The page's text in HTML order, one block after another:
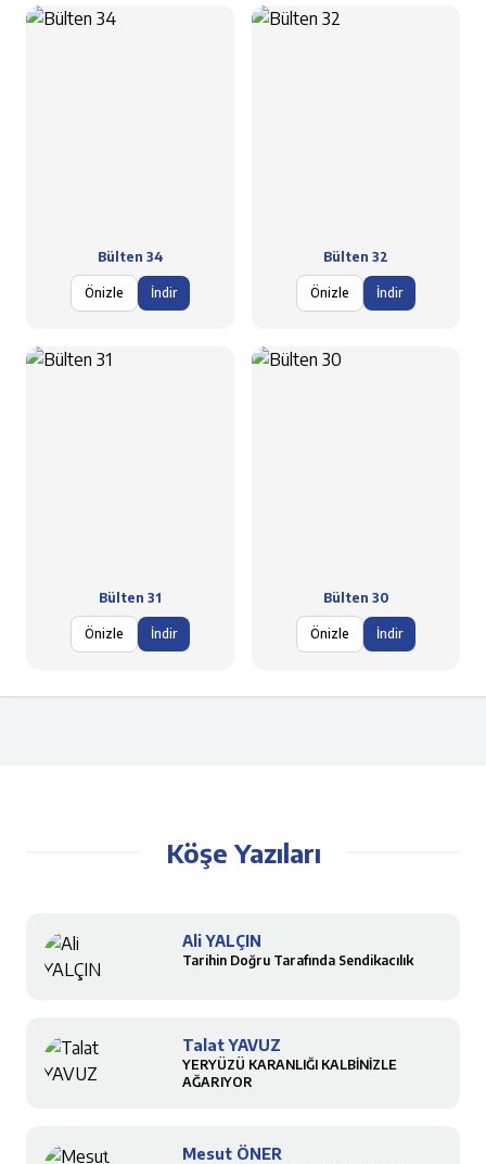
Bülten 34
Önizle İndir
Bülten 32
Önizle İndir
Bülten 31
Önizle İndir
Bülten 30
Önizle İndir
Köşe Yazıları
Ali YALÇIN
Tarihin Doğru Tarafında Sendikacılık
Talat YAVUZ
YERYÜZÜ KARANLIĞI KALBİNİZLE
AĞARIYOR
Mesut ÖNER